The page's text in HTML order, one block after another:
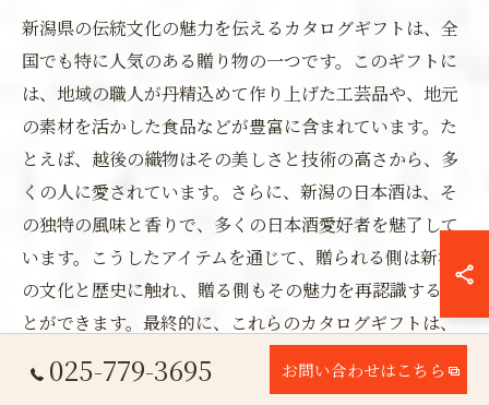
新潟県の伝統文化の魅力を伝えるカタログギフトは、全
国でも特に人気のある贈り物の一つです。このギフトに
は、地域の職人が丹精込めて作り上げた工芸品や、地元
の素材を活かした食品などが豊富に含まれています。た
とえば、越後の織物はその美しさと技術の高さから、多
くの人に愛されています。さらに、新潟の日本酒は、そ
の独特の風味と香りで、多くの日本酒愛好者を魅了して
います。こうしたアイテムを通じて、贈られる側は新潟
の文化と歴史に触れ、贈る側もその魅力を再認識するこ
とができます。最終的に、これらのカタログギフトは、
地域の伝統文化を次世代にも広めていく大切な役割を果
たしているのです。次回は、新しいテーマで皆様をまた
025-779-3695 お問い合わせはこちら